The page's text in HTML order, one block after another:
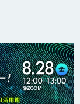
ティング・受託